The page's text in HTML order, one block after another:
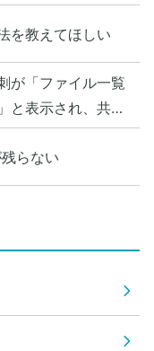
を教えてほしい
が「ファイル一覧
と表示され、共有
らない